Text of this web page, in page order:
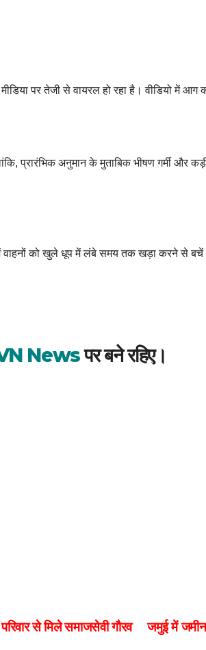
पर तेजी से वायरल हो रहा है। वीडियो में
प्रारंभिक अनुमान के मुताबिक भीषण गर्मी और
में वाहनों को खुले धूप में लंबे समय तक खड़ा करने से
Newsपर बने रहिए।
जमुई में जमीन
से मिले समाजसेवी गौरव